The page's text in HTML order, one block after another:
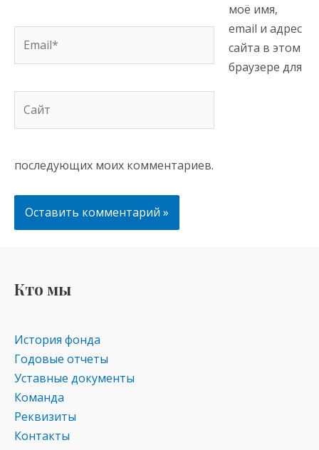
моё имя,
email и адрес
сайта в этом
браузере для
последующих моих комментариев.
Кто мы
История фонда
Годовые отчеты
Уставные документы
Команда
Реквизиты
Контакты